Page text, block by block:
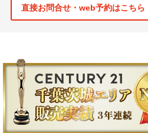
直接お問合せ・web予約はこちら